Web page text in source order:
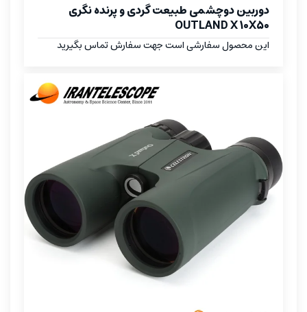
دوربین دوچشمی طبیعت گردی و پرنده نگری
OUTLAND X 10X50
این محصول سفارشی است جهت سفارش تماس بگیرید